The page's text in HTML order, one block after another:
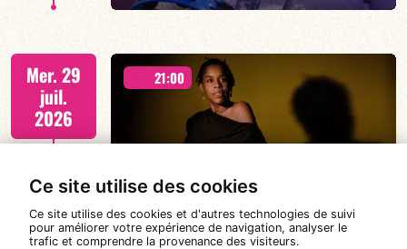
Ce site utilise des cookies
Ce site utilise des cookies et d'autres technologies de suivi
pour améliorer votre expérience de navigation, analyser le
trafic et comprendre la provenance des visiteurs.
François Constantin /Nina Gat/Noé Berne/Marc
Jacquemin
EN SAVOIR PLUS
Mer. 29
juil.
2026
21:00
#JazzDeDemain BEATRICE CIVATON –
« RACINES SONORES »